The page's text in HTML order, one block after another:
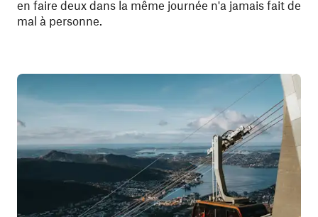
en faire deux dans la même journée n'a jamais fait de
mal à personne.